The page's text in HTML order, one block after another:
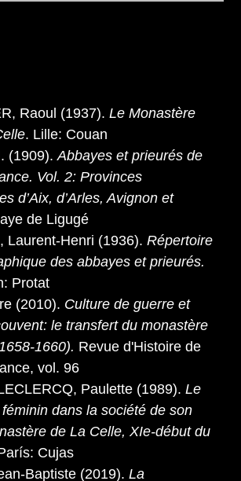
Raoul (1937). Le Monastère
. Lille: Couan
(1909).Abbayes et prieurés de
Vol. 2: Provinces
d’Aix, d’Arles, Avignon et
de Ligugé
Laurent-Henri (1936). Répertoire
des abbayes et prieurés.
Protat
(2010). Culture de guerre et
le transfert du monastère
1660). Revue d'Histoire de
vol. 96
Paulette (1989). Le
dans la société de son
de La Celle, XIe-début du
Cujas
Baptiste (2019). La